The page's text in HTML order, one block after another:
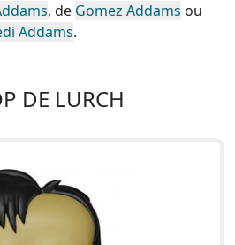
, de Gomez Addams ou
Addams.
DE LURCH